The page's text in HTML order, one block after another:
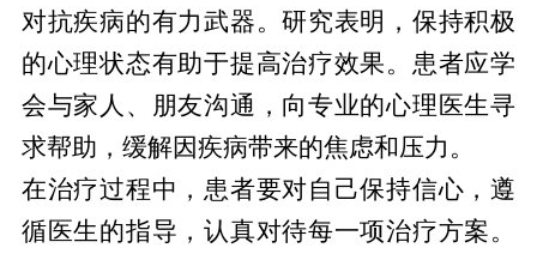
对抗疾病的有力武器。研究表明，保持积极
的心理状态有助于提高治疗效果。患者应学
会与家人、朋友沟通，向专业的心理医生寻
求帮助，缓解因疾病带来的焦虑和压力。
在治疗过程中，患者要对自己保持信心，遵
循医生的指导，认真对待每一项治疗方案。